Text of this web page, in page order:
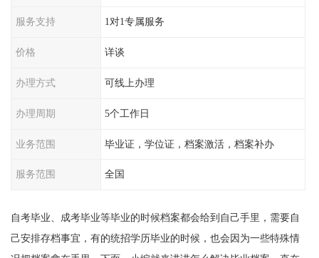
服务支持 1对1专属服务
价格 详谈
办理方式 可线上办理
办理周期 5个工作日
业务范围 毕业证，学位证，档案激活，档案补办
服务范围 全国
自考毕业、成考毕业等毕业的时候档案都会给到自己手里，需要自
己安排存档事宜，有的统招学历毕业的时候，也会因为一些特殊情